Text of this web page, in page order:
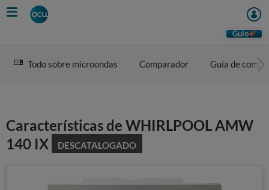
Skip
to
Guio
Todo sobre microondas Comparador Guía de
Características de WHIRLPOOL AMW
140 IX
DESCATALOGADO